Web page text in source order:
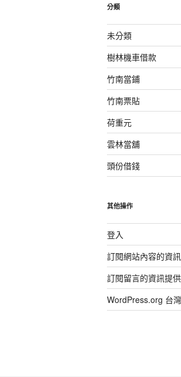
分類
未分類
樹林機車借款
竹南當鋪
竹南票貼
荷重元
雲林當舖
頭份借錢
其他操作
登入
訂閱網站內容的資
訂閱留言的資訊提供
WordPress.org 台